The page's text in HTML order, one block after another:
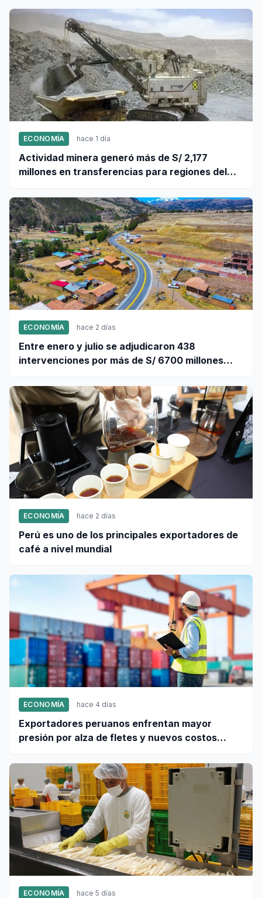
ECONOMÍA hace 1 día
Actividad minera generó más de S/ 2,177
millones en transferencias para regiones del
ECONOMÍA hace 2 días
Entre enero y julio se adjudicaron 438
intervenciones por más de S/ 6700 millones
ECONOMÍA hace 2 días
Perú es uno de los principales exportadores de
café a nivel mundial
ECONOMÍA hace 4 días
Exportadores peruanos enfrentan mayor
presión por alza de fletes y nuevos costos
ECONOMÍA hace 5 días